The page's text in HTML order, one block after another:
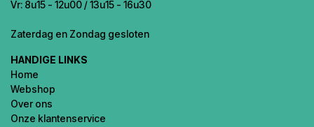
Vr: 8u15 - 12u00 / 13u15 - 16u30
Zaterdag en Zondag gesloten
HANDIGE LINKS
Home
Webshop
Over ons
Onze klantenservice